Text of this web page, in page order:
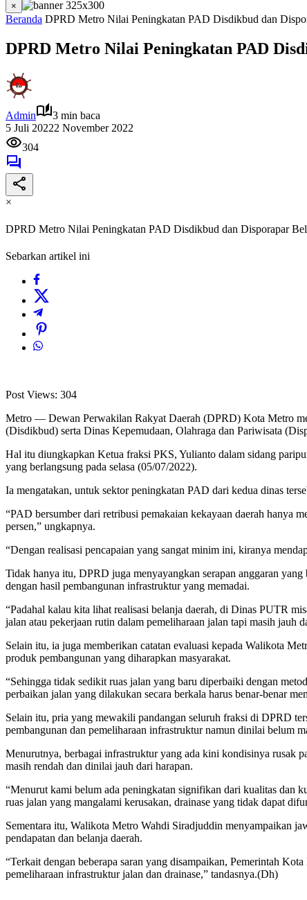
×
Beranda DPRD Metro Nilai Peningkatan PAD Disdikbud dan
DPRD Metro Nilai Peningkatan PAD
Admin
3 min baca
5 Juli 20222 November 2022
304
×
DPRD Metro Nilai Peningkatan PAD Disdikbud dan Disporapar
Sebarkan artikel ini
Post Views: 304
Metro — Dewan Perwakilan Rakyat Daerah (DPRD) Kota Metro
(Disdikbud) serta Dinas Kepemudaan, Olahraga dan Pariwisata
Hal itu diungkapkan Ketua fraksi PKS, Yulianto dalam sidang
yang berlangsung pada selasa (05/07/2022).
Ia mengatakan, untuk sektor peningkatan PAD dari kedua dinas
“PAD bersumber dari retribusi pemakaian kekayaan daerah hanya
persen,” ungkapnya.
“Dengan realisasi pencapaian yang sangat minim ini, kiranya
Tidak hanya itu, DPRD juga menyayangkan serapan anggaran
dengan hasil pembangunan infrastruktur yang memadai.
“Padahal kalau kita lihat realisasi belanja daerah, di Dinas PUTR
jalan atau pekerjaan rutin dalam pemeliharaan jalan tapi masih jauh
Selain itu, ia juga memberikan catatan evaluasi kepada Walikota
produk pembangunan yang diharapkan masyarakat.
“Sehingga tidak sedikit ruas jalan yang baru diperbaiki dengan
perbaikan jalan yang dilakukan secara berkala harus benar-benar
Selain itu, pria yang mewakili pandangan seluruh fraksi di DPRD
pembangunan dan pemeliharaan infrastruktur namun dinilai belum
Menurutnya, berbagai infrastruktur yang ada kini kondisinya rusak
masih rendah dan dinilai jauh dari harapan.
“Menurut kami belum ada peningkatan signifikan dari kualitas dan
ruas jalan yang mangalami kerusakan, drainase yang tidak dapat
Sementara itu, Walikota Metro Wahdi Siradjuddin menyampaikan
pendapatan dan belanja daerah.
“Terkait dengan beberapa saran yang disampaikan, Pemerintah
pemeliharaan infrastruktur jalan dan drainase,” tandasnya.(Dh)